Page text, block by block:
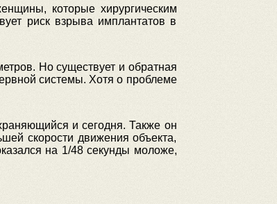
которые хирургическим
риск взрыва имплантатов в
Но существует и обратная
системы. Хотя о проблеме
и сегодня. Также он
скорости движения объекта,
на 1/48 секунды моложе,